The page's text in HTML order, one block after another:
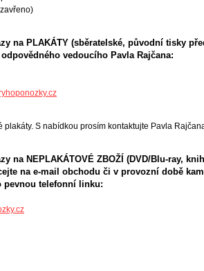
na PLAKÁTY (sběratelské, původní tisky
vedoucího Pavla Rajčana:
plakáty. S nabídkou prosím kontaktujte Pavla
na NEPLAKÁTOVÉ ZBOŽÍ (DVD/Blu-ray,
na e-mail obchodu či v provozní době
pevnou telefonní linku: